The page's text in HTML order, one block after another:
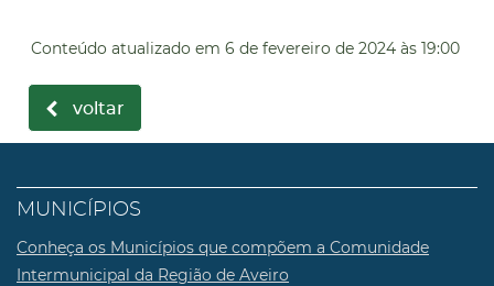
Conteúdo atualizado em 6 de fevereiro de 2024 às 19:00
voltar
MUNICÍPIOS
Conheça os Municípios que compõem a Comunidade
Intermunicipal da Região de Aveiro